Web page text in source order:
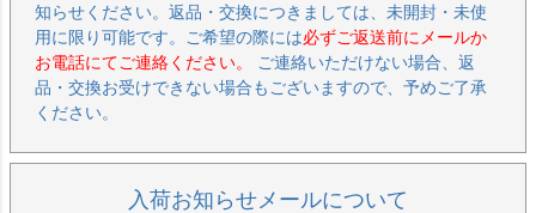
知らせください。返品・交換につきましては、未開封・未使
用に限り可能です。ご希望の際には必ずご返送前にメールか
お電話にてご連絡ください。
ご連絡いただけない場合、返
品・交換お受けできない場合もございますので、予めご了承
ください。
入荷お知らせメールについて